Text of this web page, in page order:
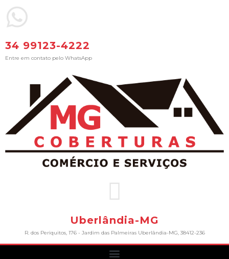
34 99123-4222
Entre em contato pelo WhatsApp
Uberlândia-MG
R. dos Periquitos, 176 - Jardim das Palmeiras Uberlândia-MG, 38412-236